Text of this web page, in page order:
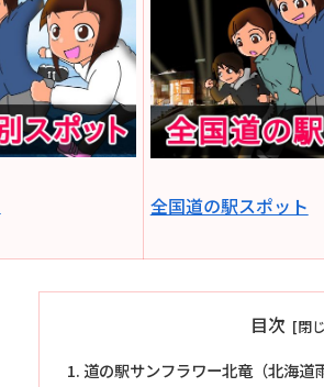
全国道の駅スポット
目次
道の駅サンフラワー北竜（北海道